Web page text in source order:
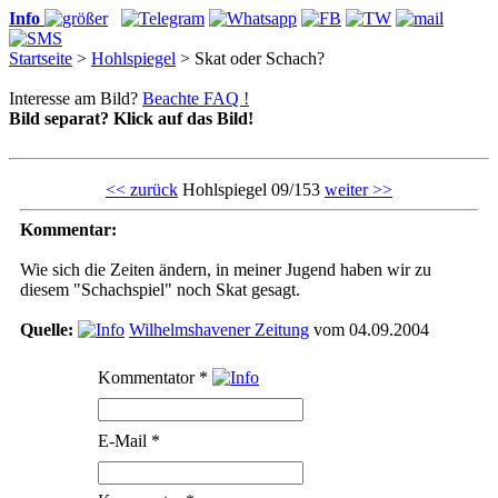
Info
Startseite > Hohlspiegel > Skat oder Schach?
Interesse am Bild? Beachte FAQ !
Bild separat? Klick auf das Bild!
<< zurück Hohlspiegel 09/153 weiter >>
Kommentar:
Wie sich die Zeiten ändern, in meiner Jugend haben wir zu
diesem "Schachspiel" noch Skat gesagt.
Quelle: Wilhelmshavener Zeitung vom 04.09.2004
Kommentator *
E-Mail *